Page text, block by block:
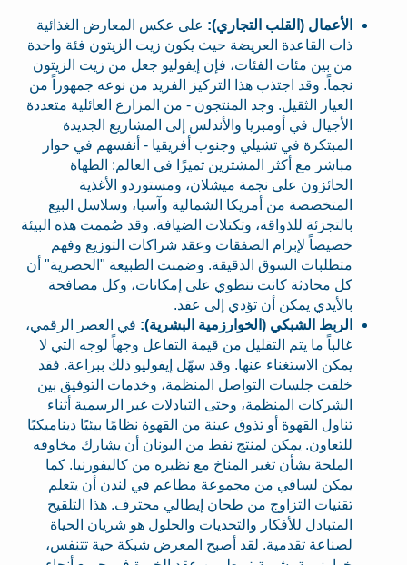
الأعمال (القلب التجاري): على عكس المعارض الغذائية
ذات القاعدة العريضة حيث يكون زيت الزيتون فئة واحدة
من بين مئات الفئات، فإن إيفوليو جعل من زيت الزيتون
نجماً. وقد اجتذب هذا التركيز الفريد من نوعه جمهوراً من
العيار الثقيل. وجد المنتجون - من المزارع العائلية متعددة
الأجيال في أومبريا والأندلس إلى المشاريع الجديدة
المبتكرة في تشيلي وجنوب أفريقيا - أنفسهم في حوار
مباشر مع أكثر المشترين تميزًا في العالم: الطهاة
الحائزون على نجمة ميشلان، ومستوردو الأغذية
المتخصصة من أمريكا الشمالية وآسيا، وسلاسل البيع
بالتجزئة للذواقة، وتكتلات الضيافة. وقد صُممت هذه البيئة
خصيصاً لإبرام الصفقات وعقد شراكات التوزيع وفهم
متطلبات السوق الدقيقة. وضمنت الطبيعة "الحصرية" أن
كل محادثة كانت تنطوي على إمكانات، وكل مصافحة
بالأيدي يمكن أن تؤدي إلى عقد.
الربط الشبكي (الخوارزمية البشرية): في العصر الرقمي،
غالباً ما يتم التقليل من قيمة التفاعل وجهاً لوجه التي لا
يمكن الاستغناء عنها. وقد سهّل إيفوليو ذلك ببراعة. فقد
خلقت جلسات التواصل المنظمة، وخدمات التوفيق بين
الشركات المنظمة، وحتى التبادلات غير الرسمية أثناء
تناول القهوة أو تذوق عينة من القهوة نظامًا بيئيًا ديناميكيًا
للتعاون. يمكن لمنتج نفط من اليونان أن يشارك مخاوفه
الملحة بشأن تغير المناخ مع نظيره من كاليفورنيا. كما
يمكن لساقي من مجموعة مطاعم في لندن أن يتعلم
تقنيات التزاوج من طحان إيطالي محترف. هذا التلقيح
المتبادل للأفكار والتحديات والحلول هو شريان الحياة
لصناعة تقدمية. لقد أصبح المعرض شبكة حية تتنفس،